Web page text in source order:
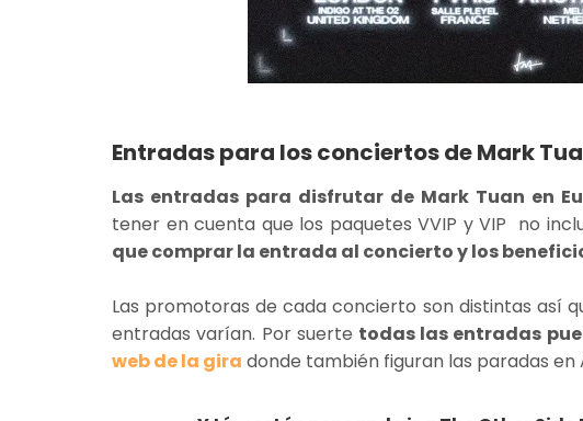
Entradas para los conciertos de Mark
Las entradas para disfrutar de Mark Tuan en
tener en cuenta que los paquetes VVIP y VIP no
que comprar la entrada al concierto y los
Las promotoras de cada concierto son distintas así
entradas varían. Por suerte todas las entradas
web de la gira donde también figuran las paradas en